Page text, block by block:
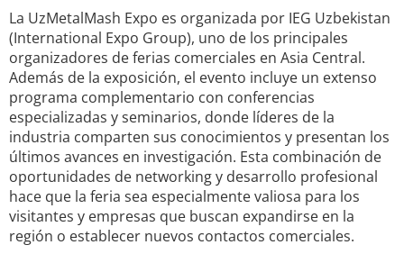
La UzMetalMash Expo es organizada por IEG Uzbekistan
(International Expo Group), uno de los principales
organizadores de ferias comerciales en Asia Central.
Además de la exposición, el evento incluye un extenso
programa complementario con conferencias
especializadas y seminarios, donde líderes de la
industria comparten sus conocimientos y presentan los
últimos avances en investigación. Esta combinación de
oportunidades de networking y desarrollo profesional
hace que la feria sea especialmente valiosa para los
visitantes y empresas que buscan expandirse en la
región o establecer nuevos contactos comerciales.